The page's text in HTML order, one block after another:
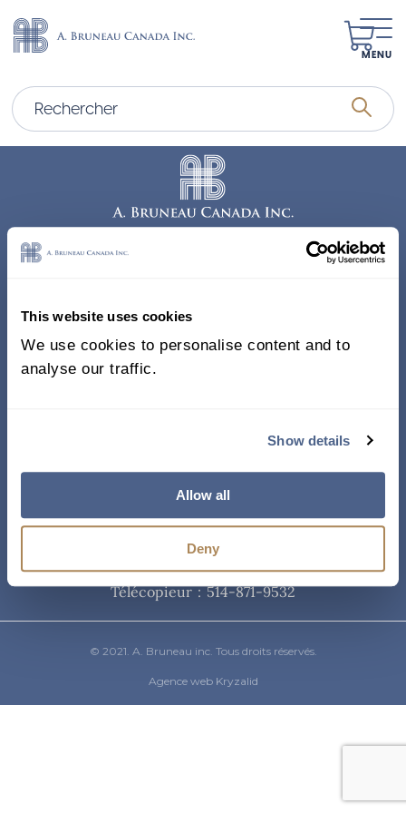
This website uses cookies
We use cookies to personalise content and to
analyse our traffic.
Show details
Allow all
Deny
MENU
338, Rue Saint-Antoine E.
Bureau 011, Montréal QC
H2Y 1A3 Canada
Téléphone
514-871-9821/ 1-800-361-8487
Télécopieur : 514-871-9532
© 2021. A. Bruneau inc. Tous droits réservés.
Agence web Kryzalid